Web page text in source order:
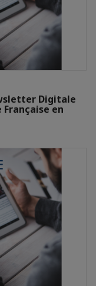
Digitale
Française en